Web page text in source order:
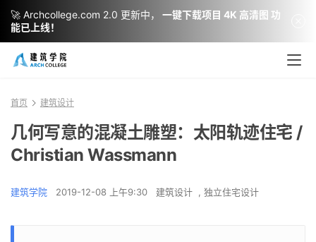
首页 建筑设计
几何写意的混凝土雕塑：太阳轨迹住宅 /
Christian Wassmann
建筑学院 2019-12-08 上午9:30 建筑设计 , 独立住宅设计
🚀 Archcollege.com 2.0 更新中，
一键下载项目 4K 高清图 功
能已上线！